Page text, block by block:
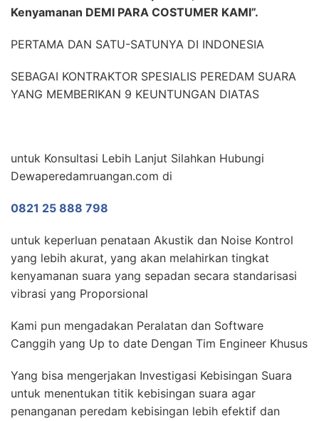
Kenyamanan DEMI PARA COSTUMER KAMI”.
PERTAMA DAN SATU-SATUNYA DI INDONESIA
SEBAGAI KONTRAKTOR SPESIALIS PEREDAM SUARA
YANG MEMBERIKAN 9 KEUNTUNGAN DIATAS
untuk Konsultasi Lebih Lanjut Silahkan Hubungi
Dewaperedamruangan.com di
0821 25 888 798
untuk keperluan penataan Akustik dan Noise Kontrol
yang lebih akurat, yang akan melahirkan tingkat
kenyamanan suara yang sepadan secara standarisasi
vibrasi yang Proporsional
Kami pun mengadakan Peralatan dan Software
Canggih yang Up to date Dengan Tim Engineer Khusus
Yang bisa mengerjakan Investigasi Kebisingan Suara
untuk menentukan titik kebisingan suara agar
penanganan peredam kebisingan lebih efektif dan